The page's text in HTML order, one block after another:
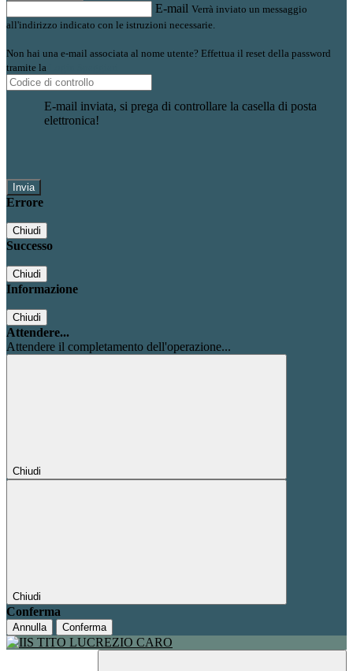
E-mail Verrà inviato un messaggio
all'indirizzo indicato con le istruzioni necessarie.
Non hai una e-mail associata al nome utente? Effettua il reset della password
tramite la
E-mail inviata, si prega di controllare la casella di posta
elettronica!
Errore
Chiudi
Successo
Chiudi
Informazione
Chiudi
Attendere...
Attendere il completamento dell'operazione...
Chiudi
Chiudi
Conferma
Annulla Conferma